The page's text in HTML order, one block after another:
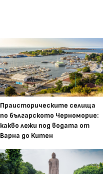
Праисторическите селища
по българското Черноморие:
какво лежи под водата от
Варна до Китен